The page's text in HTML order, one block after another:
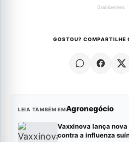
GOSTOU? COMPARTILHE
LEIA TAMBÉM EMAgronegócio
Vaxxinova lança
contra a influenza